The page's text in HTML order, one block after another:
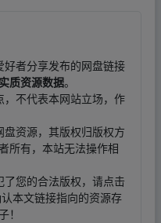
者分享发布的网盘链接
质资源数据。
不代表本网站立场，作
资源，其版权归版权方
所有，本站无法操作相
您的合法版权，请点击
本文链接指向的资源存
！